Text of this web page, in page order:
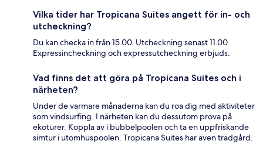
Vilka tider har Tropicana Suites angett för in- och
utcheckning?
Du kan checka in från 15.00. Utcheckning senast 11.00.
Expressincheckning och expressutcheckning erbjuds.
Vad finns det att göra på Tropicana Suites och i
närheten?
Under de varmare månaderna kan du roa dig med aktiviteter
som vindsurfing. I närheten kan du dessutom prova på
ekoturer. Koppla av i bubbelpoolen och ta en uppfriskande
simtur i utomhuspoolen. Tropicana Suites har även trädgård.